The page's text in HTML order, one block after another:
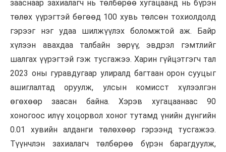
зааснаар захиалагч нь төлбөрөө хугацаанд нь бүрэн
төлөх үүрэгтэй бөгөөд 100 хувь төлсөн тохиолдолд
гэрээг нэг удаа шилжүүлэх боломжтой аж. Байр
хүлээн авахдаа талбайн зөрүү, эвдрэл гэмтлийг
шалгах үүрэгтэй гэж тусгажээ. Харин гүйцэтгэгч тал
2023 оны гуравдугаар улиралд багтаан орон сууцыг
ашиглалтад оруулж, улсын комисст хүлээлгэн
өгөхөөр заасан байна. Хэрэв хугацаанаас 90
хоногоос илүү хоцорвол хоног тутамд үнийн дүнгийн
0.01 хувийн алданги төлөхөөр гэрээнд тусгажээ.
Түүнчлэн захиалагч төлбөрөө бүрэн барагдуулж,